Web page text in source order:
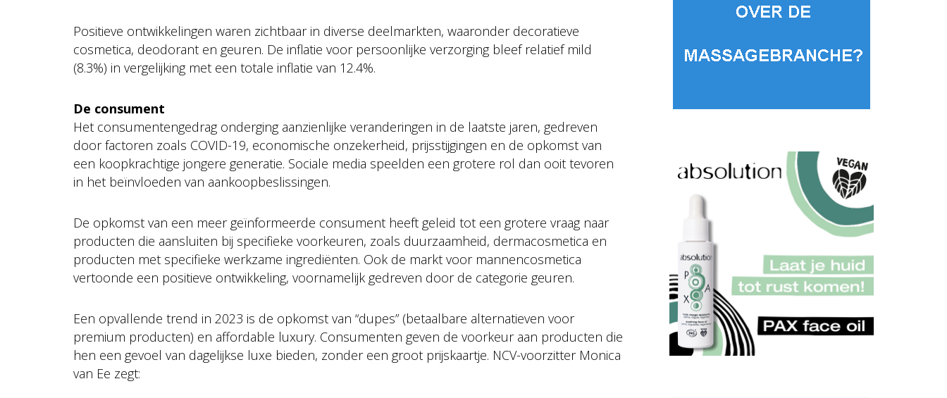
Positieve ontwikkelingen waren zichtbaar in diverse deelmarkten, waaronder decoratieve
cosmetica, deodorant en geuren. De inflatie voor persoonlijke verzorging bleef relatief mild
(8.3%) in vergelijking met een totale inflatie van 12.4%.
De consument
Het consumentengedrag onderging aanzienlijke veranderingen in de laatste jaren, gedreven
door factoren zoals COVID-19, economische onzekerheid, prijsstijgingen en de opkomst van
een koopkrachtige jongere generatie. Sociale media speelden een grotere rol dan ooit tevoren
in het beïnvloeden van aankoopbeslissingen.
De opkomst van een meer geïnformeerde consument heeft geleid tot een grotere vraag naar
producten die aansluiten bij specifieke voorkeuren, zoals duurzaamheid, dermacosmetica en
producten met specifieke werkzame ingrediënten. Ook de markt voor mannencosmetica
vertoonde een positieve ontwikkeling, voornamelijk gedreven door de categorie geuren.
Een opvallende trend in 2023 is de opkomst van “dupes” (betaalbare alternatieven voor
premium producten) en affordable luxury. Consumenten geven de voorkeur aan producten die
hen een gevoel van dagelijkse luxe bieden, zonder een groot prijskaartje. NCV-voorzitter Monica
van Ee zegt: